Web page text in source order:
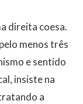
direita coesa.
menos três
e sentido
insiste na
a